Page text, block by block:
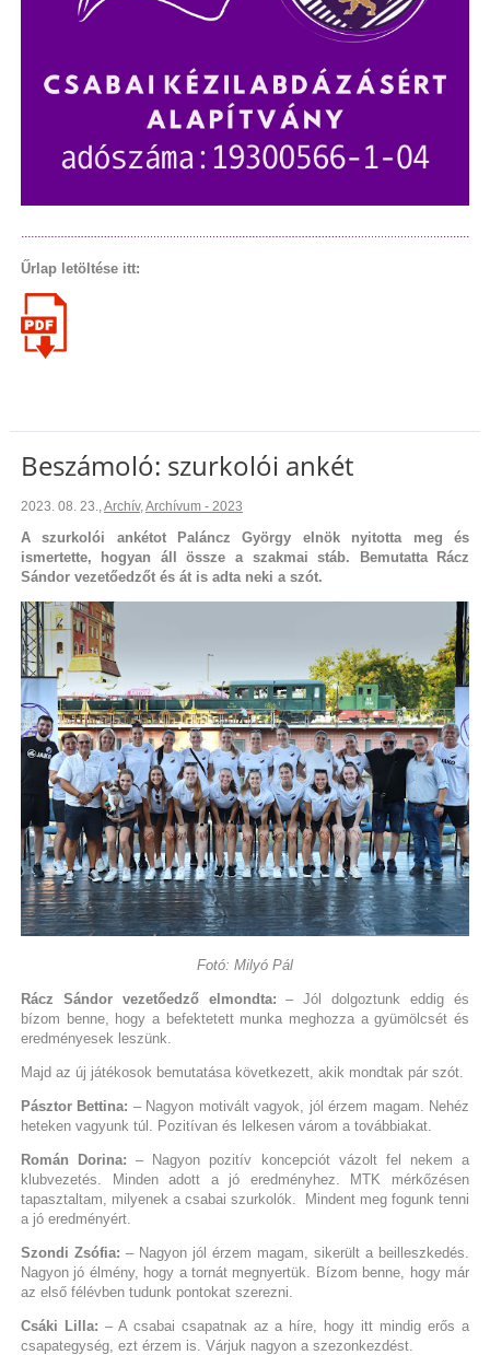
Űrlap letöltése itt:
Beszámoló: szurkolói ankét
2023. 08. 23.,Archív,Archívum - 2023
A szurkolói ankétot Paláncz György elnök nyitotta meg és
ismertette, hogyan áll össze a szakmai stáb. Bemutatta Rácz
Sándor vezetőedzőt és át is adta neki a szót.
Fotó: Milyó Pál
Rácz Sándor vezetőedző elmondta: – Jól dolgoztunk eddig és
bízom benne, hogy a befektetett munka meghozza a gyümölcsét és
eredményesek leszünk.
Majd az új játékosok bemutatása következett, akik mondtak pár szót.
Pásztor Bettina: – Nagyon motivált vagyok, jól érzem magam. Nehéz
heteken vagyunk túl. Pozitívan és lelkesen várom a továbbiakat.
Román Dorina: – Nagyon pozitív koncepciót vázolt fel nekem a
klubvezetés. Minden adott a jó eredményhez. MTK mérkőzésen
tapasztaltam, milyenek a csabai szurkolók. Mindent meg fogunk tenni
a jó eredményért.
Szondi Zsófia: – Nagyon jól érzem magam, sikerült a beilleszkedés.
Nagyon jó élmény, hogy a tornát megnyertük. Bízom benne, hogy már
az első félévben tudunk pontokat szerezni.
Csáki Lilla: – A csabai csapatnak az a híre, hogy itt mindig erős a
csapategység, ezt érzem is. Várjuk nagyon a szezonkezdést.